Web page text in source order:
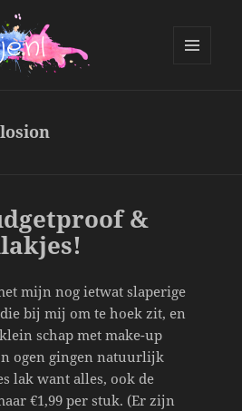
&
mijn nog ietwat slaperige
bij mij om te hoek zit, en
schap met make-up
ogen gingen natuurlijk
lak want alles, ook de
€1,99 per stuk. (Er zijn